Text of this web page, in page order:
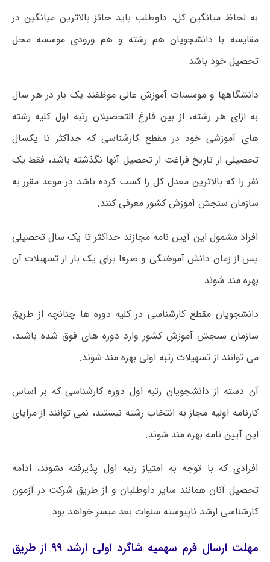
به لحاظ میانگین کل، داوطلب باید حائز بالاترین میانگین در
مقایسه با دانشجویان هم رشته و هم ورودی موسسه محل
تحصیل خود باشد.
دانشگاهها و موسسات آموزش عالی موظفند یک بار در هر سال
به ازای هر رشته، از بین فارغ التحصیلان رتبه اول کلیه رشته
های آموزشی خود در مقطع کارشناسی که حداکثر تا یکسال
تحصیلی از تاریخ فراغت از تحصیل آنها نگذشته باشد، فقط یک
نفر را که بالاترین معدل کل را کسب کرده باشد در موعد مقرر به
سازمان سنجش آموزش کشور معرفی کنند.
افراد مشمول این آیین نامه مجازند حداکثر تا یک سال تحصیلی
پس از زمان دانش آموختگی و صرفا برای یک بار از تسهیلات آن
بهره مند شوند.
دانشجویان مقطع کارشناسی در کلیه دوره ها چنانچه از طریق
سازمان سنجش آموزش کشور وارد دوره های فوق شده باشند،
می توانند از تسهیلات رتبه اولی بهره مند شوند.
آن دسته از دانشجویان رتبه اول دوره کارشناسی که بر اساس
کارنامه اولیه مجاز به انتخاب رشته نیستند، نمی توانند از مزایای
این آیین نامه بهره مند شوند.
افرادی که با توجه به امتیاز رتبه اول پذیرفته نشوند، ادامه
تحصیل آنان همانند سایر داوطلبان و از طریق شرکت در آزمون
کارشناسی ارشد ناپیوسته سنوات بعد میسر خواهد بود.
مهلت ارسال فرم سهمیه شاگرد اولی ارشد ۹۹ از طریق